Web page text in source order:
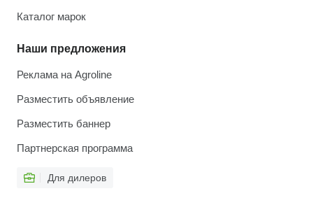
Каталог марок
Наши предложения
Реклама на Agroline
Разместить объявление
Разместить баннер
Партнерская программа
Для дилеров